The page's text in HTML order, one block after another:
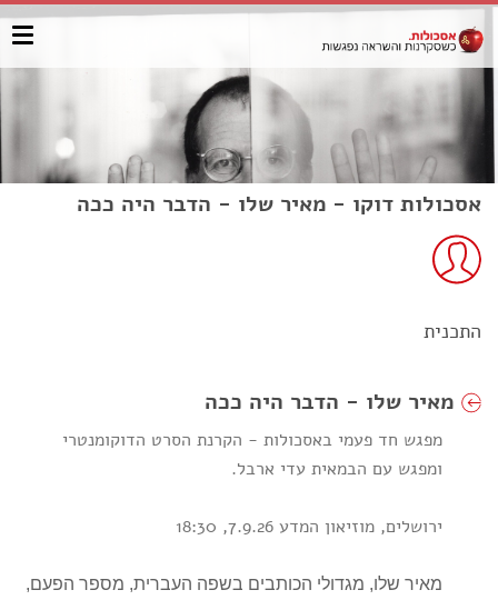
אסכולות דוקו - מאיר שלו - הדבר היה ככה
התכנית
מאיר שלו - הדבר היה ככה
מפגש חד פעמי באסכולות - הקרנת הסרט הדוקומנטרי
ומפגש עם הבמאית עדי ארבל.
ירושלים, מוזיאון המדע 7.9.26, 18:30
מאיר שלו, מגדולי הכותבים בשפה העברית, מספר הפעם,